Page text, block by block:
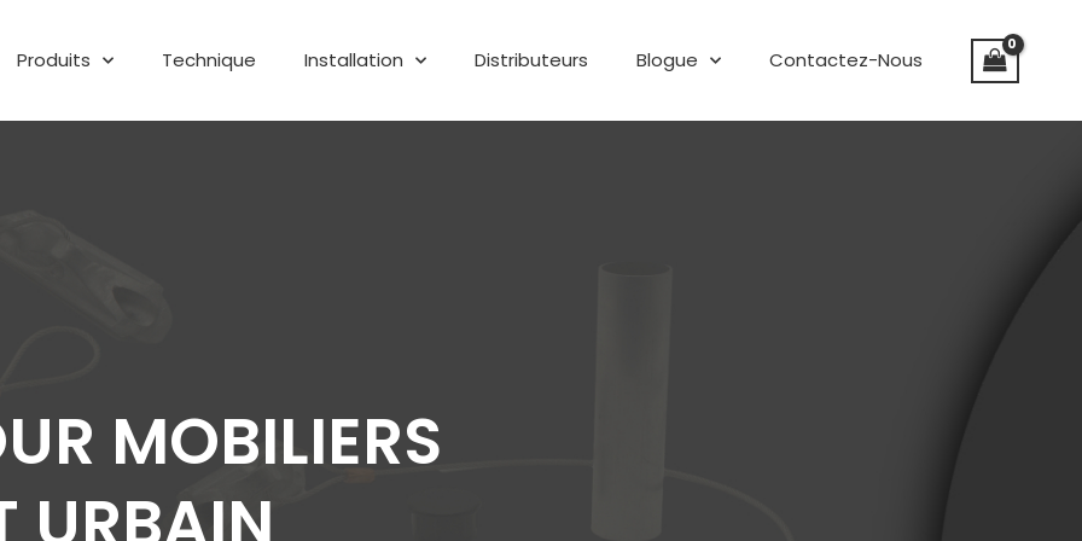
Produits Technique Installation Distributeurs Blogue Contactez-Nous
MOBILIERS
URBAIN